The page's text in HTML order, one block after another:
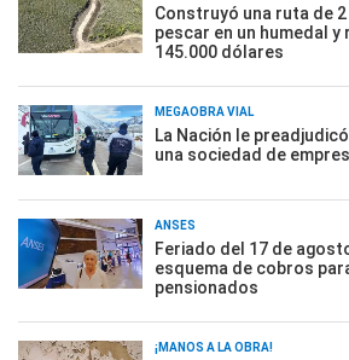
Construyó una ruta de
pescar en un humedal
145.000 dólares
MEGAOBRA VIAL
La Nación le
una sociedad de
ANSES
Feriado del 17 de
esquema de cobros
pensionados
¡MANOS A LA OBRA!